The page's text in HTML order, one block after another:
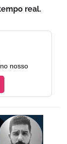
real.
nosso